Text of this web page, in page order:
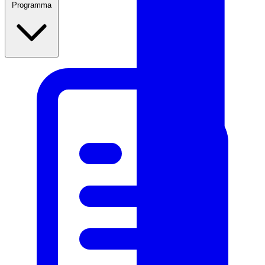
Programma